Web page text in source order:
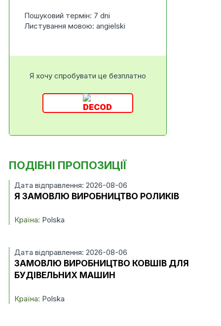
Пошуковий термін: 7 dni
Листування мовою: angielski
Я хочу спробувати це безплатно
ПОДІБНІ ПРОПОЗИЦІЇ
Дата відправлення: 2026-08-06
Я ЗАМОВЛЮ ВИРОБНИЦТВО РОЛИКІВ
Країна: Polska
Дата відправлення: 2026-08-06
ЗАМОВЛЮ ВИРОБНИЦТВО КОВШІВ ДЛЯ
БУДІВЕЛЬНИХ МАШИН
Країна: Polska